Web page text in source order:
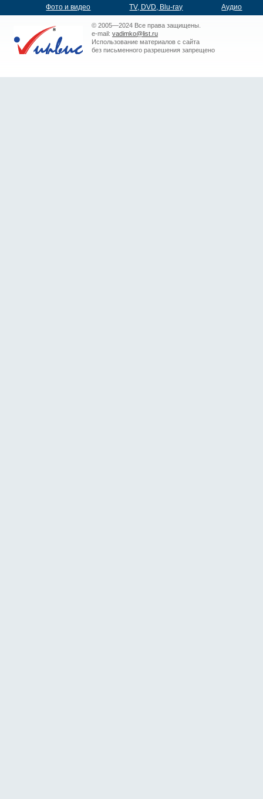
Фото и видео TV, DVD, Blu-ray Аудио
© 2005—2024 Все права защищены.
e-mail: vadimko@list.ru
Использование материалов с сайта
без письменного разрешения запрещено